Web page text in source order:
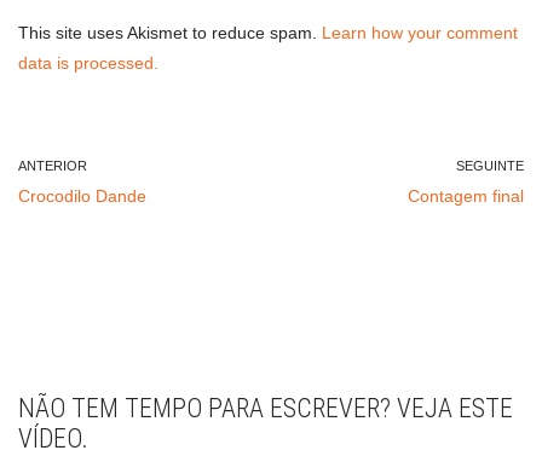
This site uses Akismet to reduce spam. Learn how your comment
data is processed.
ANTERIOR
Crocodilo Dande
SEGUINTE
Contagem final
NÃO TEM TEMPO PARA ESCREVER? VEJA ESTE
VÍDEO.